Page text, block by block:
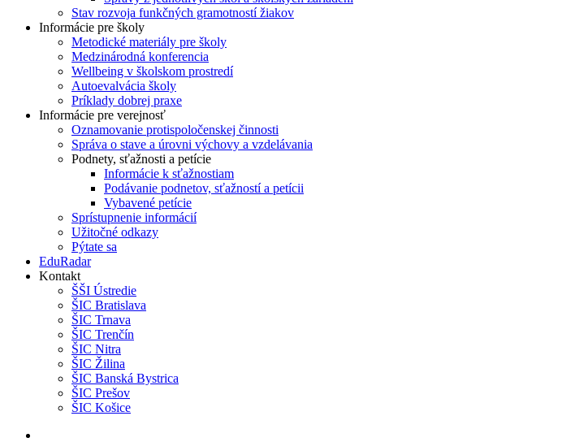
Stav rozvoja funkčných gramotností žiakov
Informácie pre školy
Metodické materiály pre školy
Medzinárodná konferencia
Wellbeing v školskom prostredí
Autoevalvácia školy
Príklady dobrej praxe
Informácie pre verejnosť
Oznamovanie protispoločenskej činnosti
Správa o stave a úrovni výchovy a vzdelávania
Podnety, sťažnosti a petície
Informácie k sťažnostiam
Podávanie podnetov, sťažností a petícii
Vybavené petície
Sprístupnenie informácií
Užitočné odkazy
Pýtate sa
EduRadar
Kontakt
ŠŠI Ústredie
ŠIC Bratislava
ŠIC Trnava
ŠIC Trenčín
ŠIC Nitra
ŠIC Žilina
ŠIC Banská Bystrica
ŠIC Prešov
ŠIC Košice